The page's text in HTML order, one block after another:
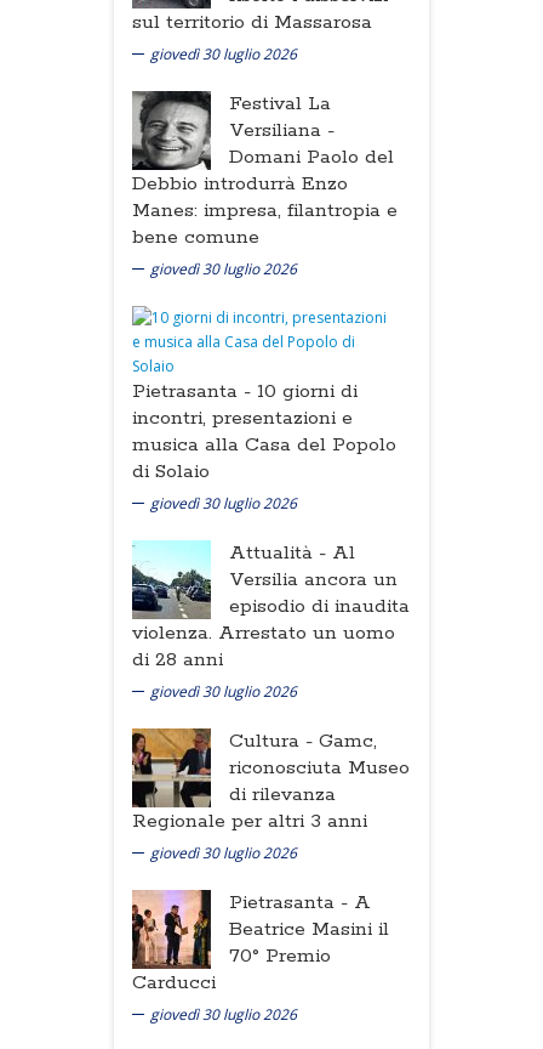
sul territorio di Massarosa
giovedì 30 luglio 2026
Festival La
Versiliana -
Domani Paolo del
Debbio introdurrà Enzo
Manes: impresa, filantropia e
bene comune
giovedì 30 luglio 2026
Pietrasanta - 10 giorni di
incontri, presentazioni e
musica alla Casa del Popolo
di Solaio
giovedì 30 luglio 2026
Attualità - Al
Versilia ancora un
episodio di inaudita
violenza. Arrestato un uomo
di 28 anni
giovedì 30 luglio 2026
Cultura - Gamc,
riconosciuta Museo
di rilevanza
Regionale per altri 3 anni
giovedì 30 luglio 2026
Pietrasanta - A
Beatrice Masini il
70° Premio
Carducci
giovedì 30 luglio 2026